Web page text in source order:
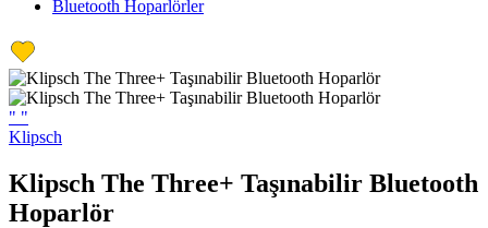
Bluetooth Hoparlörler
" "
Klipsch
Klipsch The Three+ Taşınabilir Bluetooth
Hoparlör